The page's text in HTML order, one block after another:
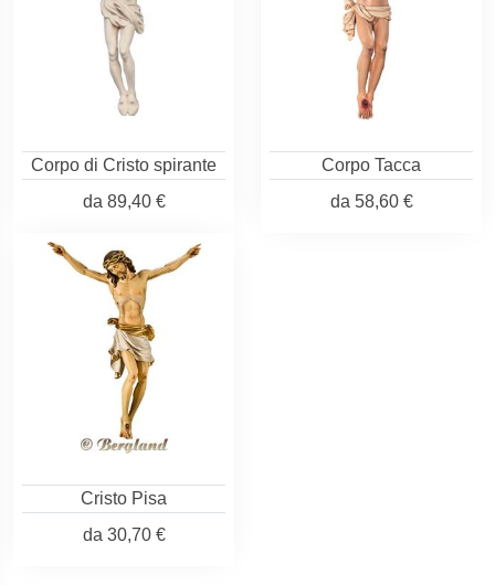
Corpo di Cristo spirante
da 89,40 €
Corpo Tacca
da 58,60 €
Cristo Pisa
da 30,70 €